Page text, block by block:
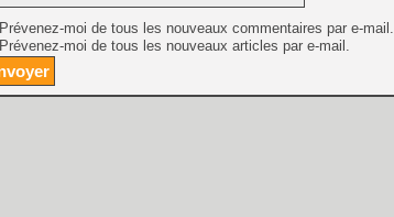
Prévenez-moi de tous les nouveaux commentaires par e-mail.
Prévenez-moi de tous les nouveaux articles par e-mail.